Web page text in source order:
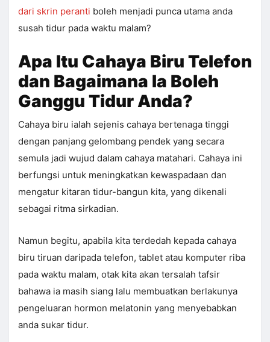
dari skrin peranti boleh menjadi punca utama anda
susah tidur pada waktu malam?
Apa Itu Cahaya Biru Telefon
dan Bagaimana Ia Boleh
Ganggu Tidur Anda?
Cahaya biru ialah sejenis cahaya bertenaga tinggi
dengan panjang gelombang pendek yang secara
semula jadi wujud dalam cahaya matahari. Cahaya ini
berfungsi untuk meningkatkan kewaspadaan dan
mengatur kitaran tidur-bangun kita, yang dikenali
sebagai ritma sirkadian.
Namun begitu, apabila kita terdedah kepada cahaya
biru tiruan daripada telefon, tablet atau komputer riba
pada waktu malam, otak kita akan tersalah tafsir
bahawa ia masih siang lalu membuatkan berlakunya
pengeluaran hormon melatonin yang menyebabkan
anda sukar tidur.